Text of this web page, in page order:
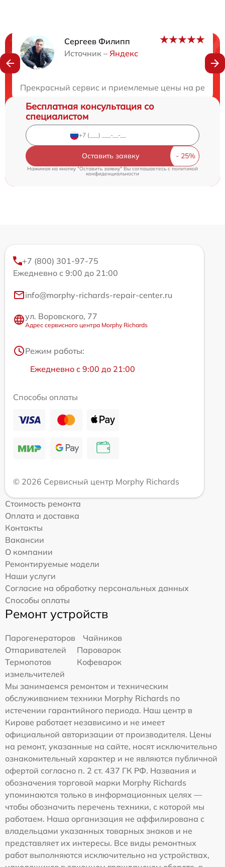
Сергеев Филипп
Источник – Яндекс
Прекрасный сервис и приемлемые цены на
Нужна консультация?
Бесплатная консультация со
специалистом
Оставить заявку
Нажимая на кнопку "Оставить заявку" Вы соглашаетесь cполитикой
конфиденциальности
+7 (800) 301-97-75
Ежедневно с 9:00 до 21:00
info@morphy-richards-repair-center.ru
ул. Воровского, 77
Адрес сервисного центра Morphy Richards
Режим работы:
Ежедневно с 9:00 до 21:00
Способы оплаты
© 2026 Сервисный центр Morphy Richards
Стоимость ремонта
Оплата и доставка
Контакты
Вакансии
О компании
Ремонтируемые модели
Наши услуги
Согласие на обработку персональных данных
Способы оплаты
Ремонт устройств
Парогенераторов
Чайников
Отпаривателей
Пароварок
Термопотов
Кофеварок
измельчителей
Мы занимаемся ремонтом и техническим
обслуживанием техники Morphy Richards по
истечении гарантийного периода. Наш центр в
Кирове работает независимо и не имеет
официальной авторизации от производителя. Цены
на ремонт, указанные на сайте, носят исключительно
ознакомительный характер и не являются публичной
офертой согласно п. 2 ст. 437 ГК РФ. Названия и
обозначения торговой марки Morphy Richards
упоминаются только в информационных целях —
чтобы обозначить перечень техники, с которой мы
работаем. Наша организация не аффилирована с
владельцами указанных товарных знаков и не
представляет их интересы. Все виды ремонтных
работ выполняются исключительно на устройствах,